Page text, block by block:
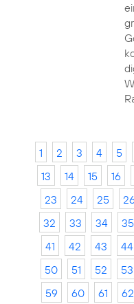
1 2 3 4 5
13
14 15 16
23
24 25
32
33 34 35
41
42 43 44
50
51 52 53
59
60 61 62